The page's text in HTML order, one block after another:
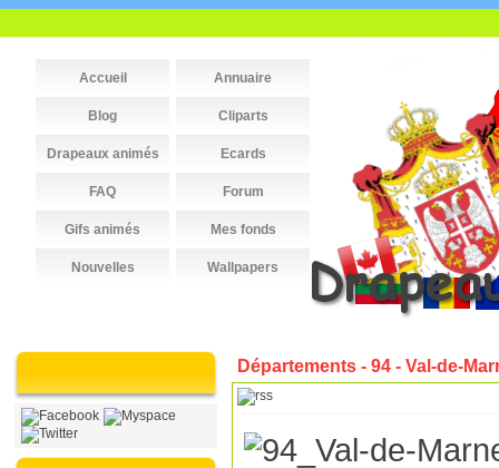
Accueil Annuaire
Blog Cliparts
Drapeaux animés Ecards
FAQ Forum
Gifs animés Mes fonds
Nouvelles Wallpapers
Départements - 94 - Val-de-